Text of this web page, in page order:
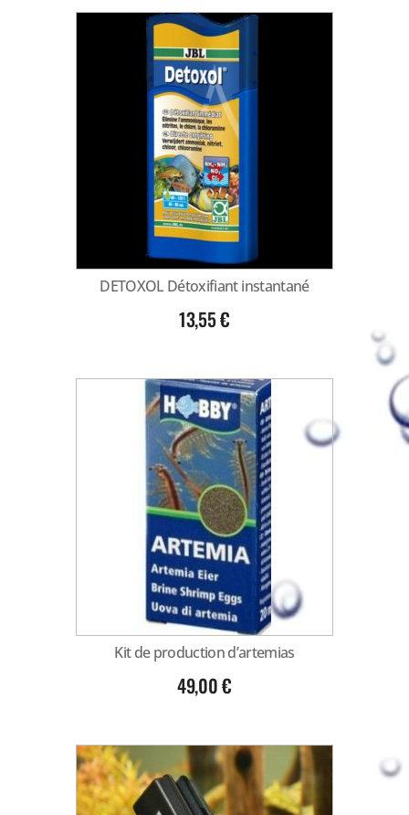
DETOXOL Détoxifiant instantané
13,55€
Kit de production d’artemias
49,00€